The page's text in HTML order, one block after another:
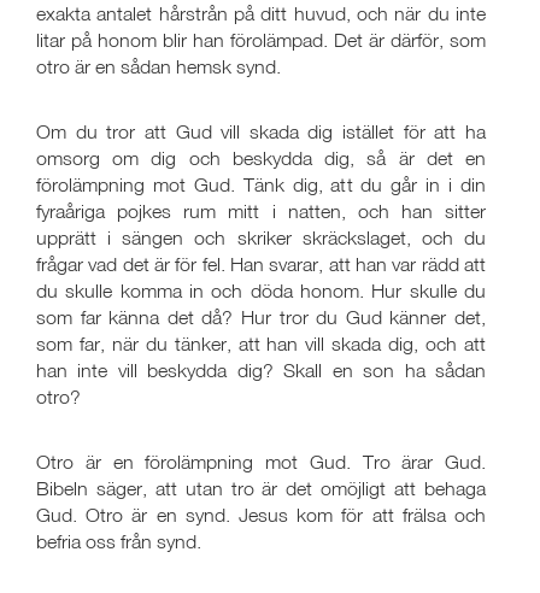
exakta antalet hårstrån på ditt huvud, och när du inte
litar på honom blir han förolämpad. Det är därför, som
otro är en sådan hemsk synd.
Om du tror att Gud vill skada dig istället för att ha
omsorg om dig och beskydda dig, så är det en
förolämpning mot Gud. Tänk dig, att du går in i din
fyraåriga pojkes rum mitt i natten, och han sitter
upprätt i sängen och skriker skräckslaget, och du
frågar vad det är för fel. Han svarar, att han var rädd att
du skulle komma in och döda honom. Hur skulle du
som far känna det då? Hur tror du Gud känner det,
som far, när du tänker, att han vill skada dig, och att
han inte vill beskydda dig? Skall en son ha sådan
otro?
Otro är en förolämpning mot Gud. Tro ärar Gud.
Bibeln säger, att utan tro är det omöjligt att behaga
Gud. Otro är en synd. Jesus kom för att frälsa och
befria oss från synd.